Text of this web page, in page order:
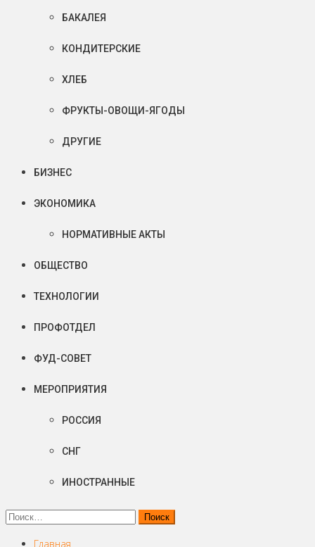
БАКАЛЕЯ
КОНДИТЕРСКИЕ
ХЛЕБ
ФРУКТЫ-ОВОЩИ-ЯГОДЫ
ДРУГИЕ
БИЗНЕС
ЭКОНОМИКА
НОРМАТИВНЫЕ АКТЫ
ОБЩЕСТВО
ТЕХНОЛОГИИ
ПРОФОТДЕЛ
ФУД-СОВЕТ
МЕРОПРИЯТИЯ
РОССИЯ
СНГ
ИНОСТРАННЫЕ
Найти:
Главная